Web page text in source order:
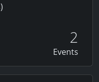
2
Events